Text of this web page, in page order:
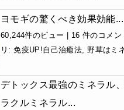
ヨモギの驚くべき効果効能...
60,244件のビュー 16 件のコメン
リ:免疫UP!自己治癒法,野草はミ
デトックス最強のミネラル
ラクルミネラル...